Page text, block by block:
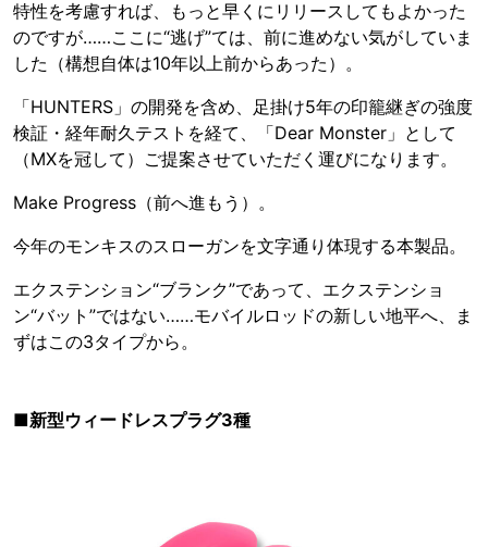
特性を考慮すれば、もっと早くにリリースしてもよかった
のですが……ここに“逃げ”ては、前に進めない気がしていま
した（構想自体は10年以上前からあった）。
「HUNTERS」の開発を含め、足掛け5年の印籠継ぎの強度
検証・経年耐久テストを経て、「Dear Monster」として
（MXを冠して）ご提案させていただく運びになります。
Make Progress（前へ進もう）。
今年のモンキスのスローガンを文字通り体現する本製品。
エクステンション“ブランク”であって、エクステンショ
ン“バット”ではない……モバイルロッドの新しい地平へ、ま
ずはこの3タイプから。
■新型ウィードレスプラグ3種